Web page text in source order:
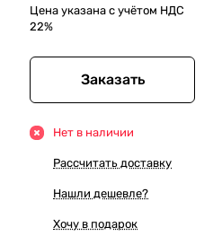
Цена указана с учётом НДС
22%
Заказать
Нет в наличии
Рассчитать доставку
Нашли дешевле?
Хочу в подарок